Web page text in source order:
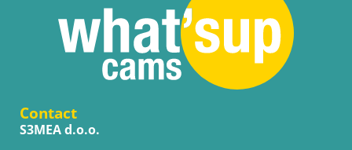
Contact
S3MEA d.o.o.